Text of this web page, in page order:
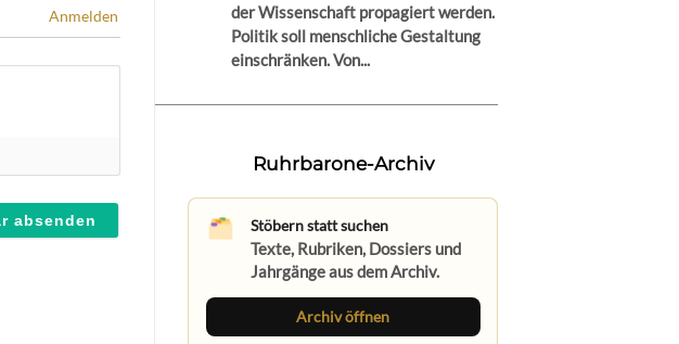
Anmelden
der Wissenschaft propagiert werden.
Politik soll menschliche Gestaltung
einschränken. Von...
Ruhrbarone-Archiv
Stöbern statt suchen
Texte, Rubriken, Dossiers und
Jahrgänge aus dem Archiv.
Archiv öffnen